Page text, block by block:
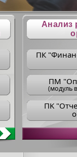
Анализ
ПК
ПM
(модуль
ПK